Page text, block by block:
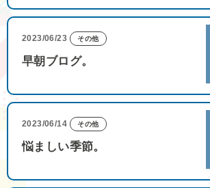
2023/06/23 その他
早朝ブログ。
2023/06/14 その他
悩ましい季節。